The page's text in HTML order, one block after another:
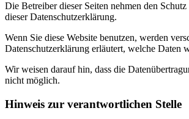
Die Betreiber dieser Seiten nehmen den
dieser Datenschutzerklärung.
Wenn Sie diese Website benutzen, werden
Datenschutzerklärung erläutert, welche Daten
Wir weisen darauf hin, dass die
nicht möglich.
Hinweis zur verantwortlichen Stelle